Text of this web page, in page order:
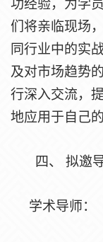
功经验，为学
们将亲临现场
同行业中的实
及对市场趋势
行深入交流，
地应用于自己
四、 拟邀
学术导师：